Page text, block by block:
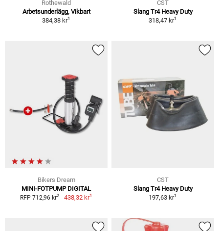
Rothewald
Arbetsunderlägg, Vikbart
384,38 kr1
CST
Slang Tr4 Heavy Duty
318,47 kr1
Bikers Dream
MINI-FOTPUMP DIGITAL
RFP 712,96 kr2 438,32 kr1
CST
Slang Tr4 Heavy Duty
197,63 kr1